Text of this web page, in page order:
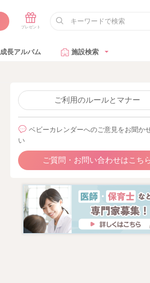
成長アルバム 施設検索
ご利用のルールとマナー
ベビーカレンダーへのご意見をお聞か
い
ご質問・お問い合わせはこち